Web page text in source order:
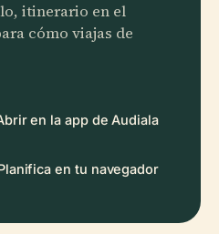
itinerario en el
cómo viajas de
en la app de Audiala
en tu navegador